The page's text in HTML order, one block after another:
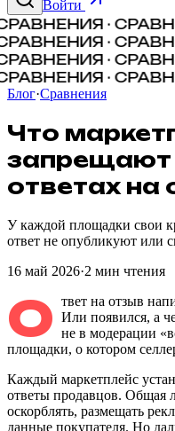
Войти
·
·
·
·
Блог·Сравнения
Что
запрещают
ответах на
У каждой площадки свои
ответ не опубликуют или
16 май 2026·2 мин чтения
О твет на отзыв
Или появился, а
не в модерации
площадки, о котором
Каждый маркетплейс
ответы продавцов. Общая
оскорблять, размещать
данные покупателя. Но